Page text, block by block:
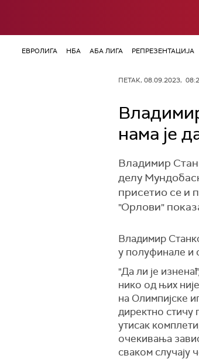
ЕВРОЛИГА НБА АБА ЛИГА РЕПРЕЗЕНТАЦИЈА
ПЕТАК, 08.09.2023,
нама је
Владимир
делу
присетио се и
"Орлови"
Владимир
у полуфинале и
"Да ли је
нико од њих
на Олимпијске
директно стичу
утисак
очекивања
сваком случају